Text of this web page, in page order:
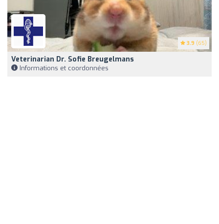
3.9 (65)
Veterinarian Dr. Sofie Breugelmans
Informations et coordonnées